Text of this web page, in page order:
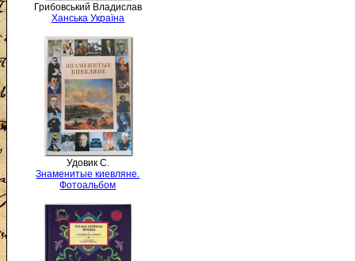
Грибовський Владислав
Ханська Україна
Удовик С.
Знаменитые киевляне.
Фотоальбом